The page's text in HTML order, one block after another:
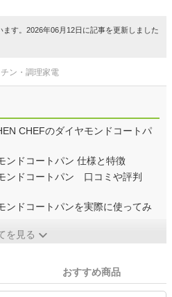
す。2026年06月12日に記事を更新しました
ン・調理家電
CHEFのダイヤモンドコートパ
ンドコートパン 仕様と特徴
ンドコートパン 口コミや評判
ンドコートパンを実際に使ってみ
を見る
おすすめ商品